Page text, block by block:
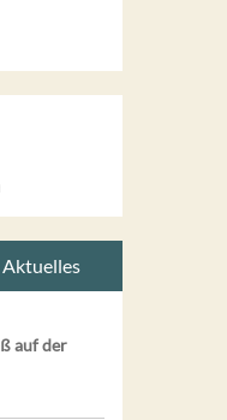
Aktuelles
auf der